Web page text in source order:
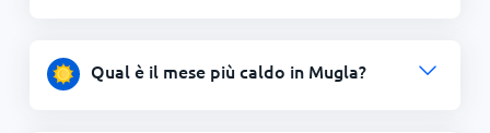
Qual è il mese più caldo in Mugla?